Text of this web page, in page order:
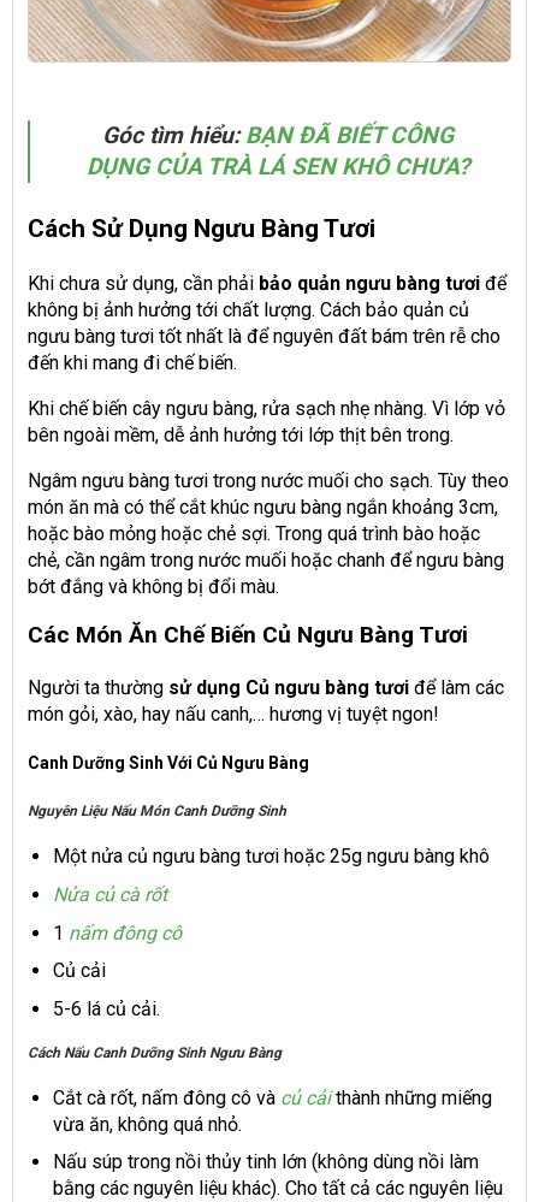
Góc tìm hiểu:BẠN ĐÃ BIẾT CÔNG
DỤNG CỦA TRÀ LÁ SEN KHÔ CHƯA?
Cách Sử Dụng Ngưu Bàng Tươi
Khi chưa sử dụng, cần phải bảo quản ngưu bàng tươi để
không bị ảnh hưởng tới chất lượng. Cách bảo quản củ
ngưu bàng tươi tốt nhất là để nguyên đất bám trên rễ cho
đến khi mang đi chế biến.
Khi chế biến cây ngưu bàng, rửa sạch nhẹ nhàng. Vì lớp vỏ
bên ngoài mềm, dễ ảnh hưởng tới lớp thịt bên trong.
Ngâm ngưu bàng tươi trong nước muối cho sạch. Tùy theo
món ăn mà có thể cắt khúc ngưu bàng ngắn khoảng 3cm,
hoặc bào mỏng hoặc chẻ sợi. Trong quá trình bào hoặc
chẻ, cần ngâm trong nước muối hoặc chanh để ngưu bàng
bớt đắng và không bị đổi màu.
Các Món Ăn Chế Biến Củ Ngưu Bàng Tươi
Người ta thường sử dụng Củ ngưu bàng tươi để làm các
món gỏi, xào, hay nấu canh,… hương vị tuyệt ngon!
Canh Dưỡng Sinh Với Củ Ngưu Bàng
Nguyên Liệu Nấu Món Canh Dưỡng Sinh
Một nửa củ ngưu bàng tươi hoặc 25g ngưu bàng khô
Nửa củ cà rốt
1 nấm đông cô
Củ cải
5-6 lá củ cải.
Cách Nấu Canh Dưỡng Sinh Ngưu Bàng
Cắt cà rốt, nấm đông cô và củ cảithành những miếng
vừa ăn, không quá nhỏ.
Nấu súp trong nồi thủy tinh lớn (không dùng nồi làm
bằng các nguyên liệu khác). Cho tất cả các nguyên liệu